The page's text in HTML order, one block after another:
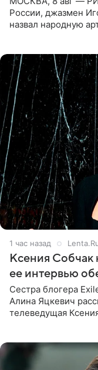
России, джазмен
назвал народную
1 час назад
Ксения Собчак
ее интервью
Сестра блогера
Алина Яцкевич
телеведущая